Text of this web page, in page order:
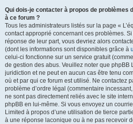
Qui dois-je contacter à propos de problèmes
à ce forum ?
Tous les administrateurs listés sur la page «
contact approprié concernant ces problèmes.
réponse de leur part, vous devriez alors
(dont les informations sont disponibles grâce à
celui-ci fonctionne sur un service gratuit
de gestion des abus. Veuillez noter que phpBB
juridiction et ne peut en aucun cas être tenu
où et par qui ce forum est utilisé. Ne contactez
problème d’ordre légal (commentaire
ne sont pas directement reliés avec le site
phpBB en lui-même. Si vous envoyez un
Limited à propos d’une utilisation de tierce
à une réponse laconique ou à ne pas recevoir